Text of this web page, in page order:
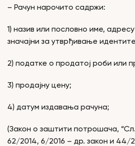
– Рачун нарочито садржи:
1) назив или пословно име,
значајни за утврђивање
2) податке о продатој роби или
3) продајну цену;
4) датум издавања рачуна;
(Закон о заштити потрошача,
62/2014, 6/2016 – др. закон и 44/